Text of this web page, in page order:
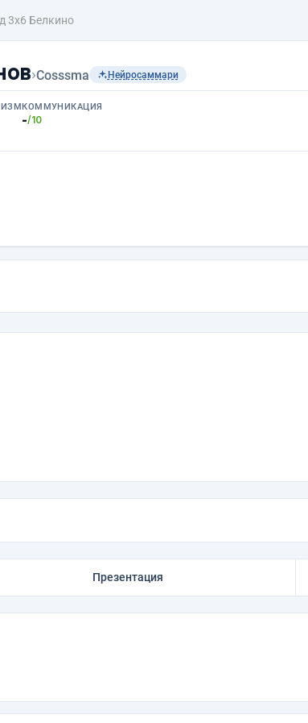
3х6 Белкино
›Cosssma Нейросаммари
КОММУНИКАЦИЯ
-/10
Презентация